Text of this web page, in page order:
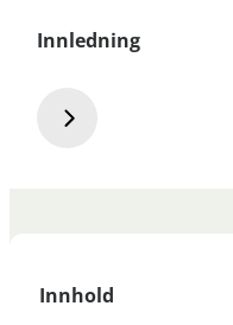
Innledning
Innhold